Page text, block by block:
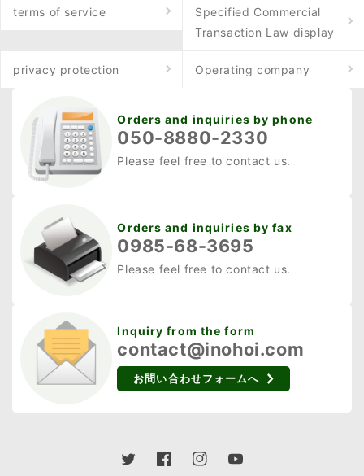
で、侵入箇所を特定して
継続的な対策を行うこと
シがどういったポイント
ておくことが、被害軽減
の大きな鍵となるでしょ
う。 イノシシを寄せ付け
を整えるには、餌になる
ものを排除し、できるだ
けイノシシにとって居心
遠ざけるためには、まず
彼らが食べ物を見つけに
くい環境づくりが重要で
場、畑周りの雑草なども
イノシシにとっては餌や
terms of service
Specified Commercial
Transaction Law display
privacy protection Operating company
Orders and inquiries by phone
050-8880-2330
Please feel free to contact us.
Orders and inquiries by fax
0985-68-3695
Please feel free to contact us.
Inquiry from the form
contact@inohoi.com
お問い合わせフォームへ
TwitterFacebookInstagramYouTube